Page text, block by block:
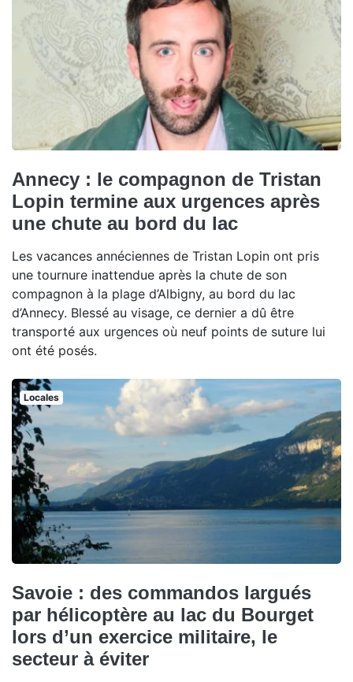
Annecy : le compagnon de Tristan
Lopin termine aux urgences après
une chute au bord du lac
Les vacances annéciennes de Tristan Lopin ont pris
une tournure inattendue après la chute de son
compagnon à la plage d’Albigny, au bord du lac
d’Annecy. Blessé au visage, ce dernier a dû être
transporté aux urgences où neuf points de suture lui
ont été posés.
Locales
Savoie : des commandos largués
par hélicoptère au lac du Bourget
lors d’un exercice militaire, le
secteur à éviter